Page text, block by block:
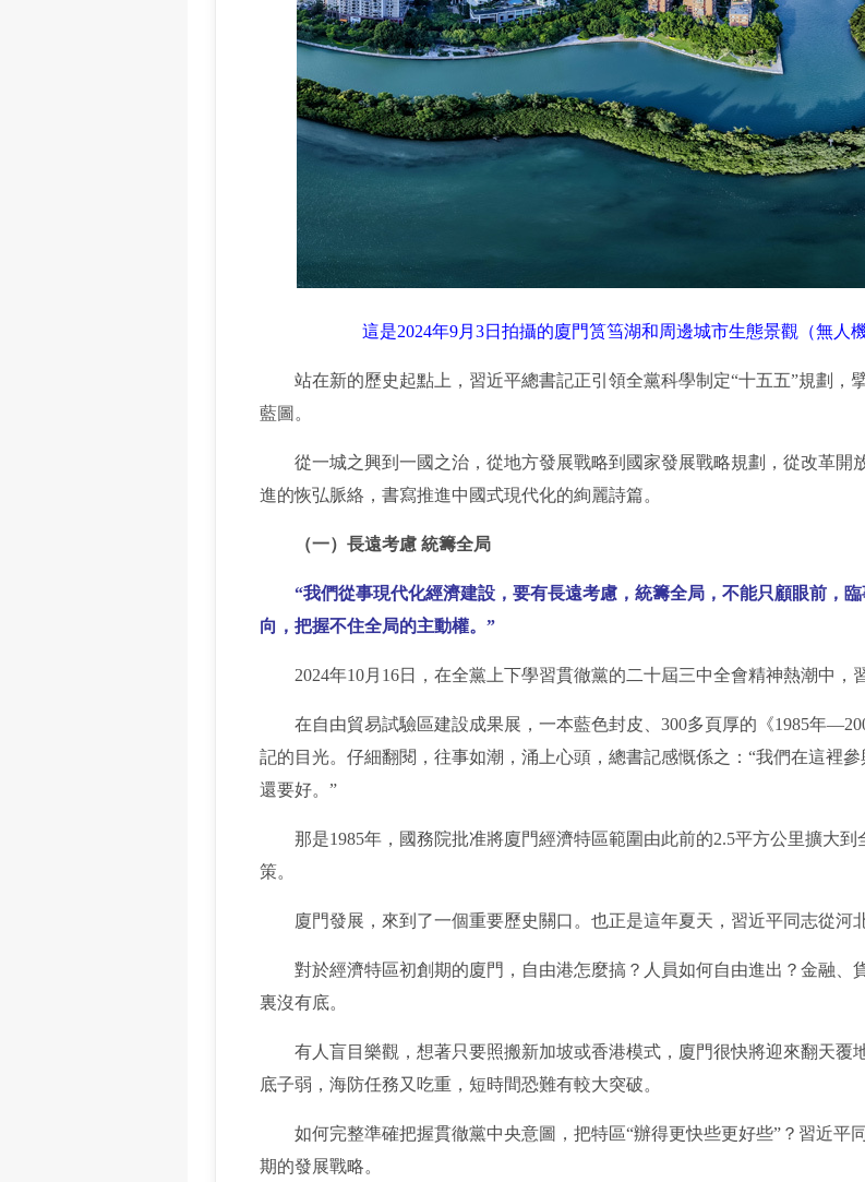
這是2024年9月3日拍攝的廈門筼筜湖和周邊城市生態景觀（無人
站在新的歷史起點上，習近平總書記正引領全黨科學制定“十五五”規劃，
藍圖。
從一城之興到一國之治，從地方發展戰略到國家發展戰略規劃，從改革開
進的恢弘脈絡，書寫推進中國式現代化的絢麗詩篇。
（一）長遠考慮 統籌全局
“我們從事現代化經濟建設，要有長遠考慮，統籌全局，不能只顧眼前，臨
向，把握不住全局的主動權。”
2024年10月16日，在全黨上下學習貫徹黨的二十屆三中全會精神熱潮中，
在自由貿易試驗區建設成果展，一本藍色封皮、300多頁厚的《1985年
記的目光。仔細翻閱，往事如潮，涌上心頭，總書記感慨係之：“我們在這裡
還要好。”
那是1985年，國務院批准將廈門經濟特區範圍由此前的2.5平方公里擴大到
策。
廈門發展，來到了一個重要歷史關口。也正是這年夏天，習近平同志從河
對於經濟特區初創期的廈門，自由港怎麼搞？人員如何自由進出？金融、
裏沒有底。
有人盲目樂觀，想著只要照搬新加坡或香港模式，廈門很快將迎來翻天覆
底子弱，海防任務又吃重，短時間恐難有較大突破。
如何完整準確把握貫徹黨中央意圖，把特區“辦得更快些更好些”？習近平
期的發展戰略。